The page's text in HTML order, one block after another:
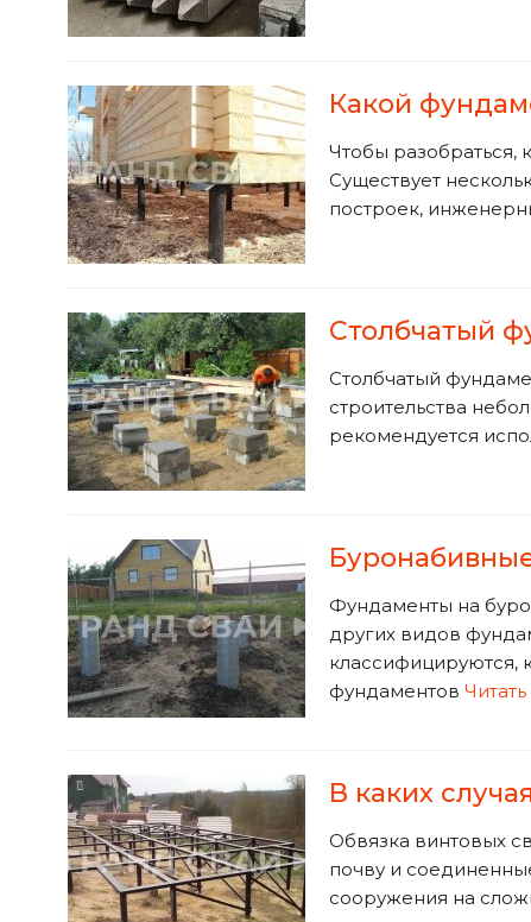
Какой
Чтобы разобраться,
Существует
построек,
Столбчатый
Столбчатый
строительства
рекомендуется
Фундаменты на
других видов
классифицируются,
фундаментов
В каких
Обвязка винтовых
почву и
сооружения на